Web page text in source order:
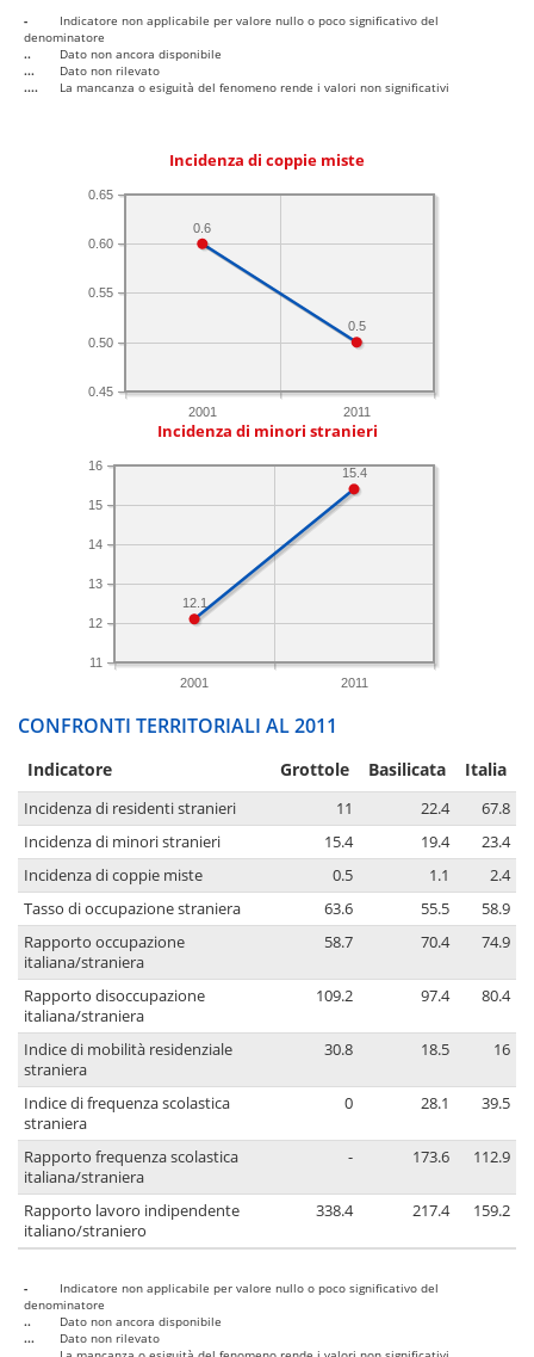
-
Indicatore non applicabile per valore nullo o poco significativo del
denominatore
..
Dato non ancora disponibile
...
Dato non rilevato
....
La mancanza o esiguità del fenomeno rende i valori non significativi
Incidenza di coppie miste
2001 2011
0.45
0.50
0.55
0.60
0.65
0.5
0.6
Incidenza di minori stranieri
2001 2011
11
12
13
14
15
16
15.4
12.1
CONFRONTI TERRITORIALI AL 2011
Indicatore Grottole Basilicata Italia
Incidenza di residenti stranieri 11 22.4
67.8
Incidenza di minori stranieri
15.4 19.4
23.4
Incidenza di coppie miste
0.5 1.1
2.4
Tasso di occupazione straniera
63.6 55.5
58.9
Rapporto occupazione
italiana/straniera
58.7 70.4 74.9
Rapporto disoccupazione
italiana/straniera
109.2 97.4 80.4
Indice di mobilità residenziale
straniera
30.8 18.5 16
Indice di frequenza scolastica
straniera
0 28.1 39.5
Rapporto frequenza scolastica
italiana/straniera
- 173.6 112.9
Rapporto lavoro indipendente
italiano/straniero
338.4 217.4 159.2
-
Indicatore non applicabile per valore nullo o poco significativo del
denominatore
..
Dato non ancora disponibile
...
Dato non rilevato